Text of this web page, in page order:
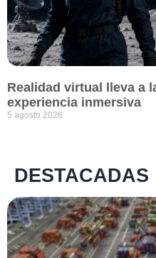
Realidad virtual lleva a
experiencia inmersiva
5 agosto 2026
DESTACADAS